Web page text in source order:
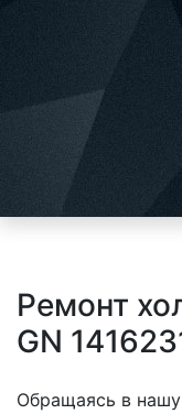
Ремонт
GN
Обращаясь в